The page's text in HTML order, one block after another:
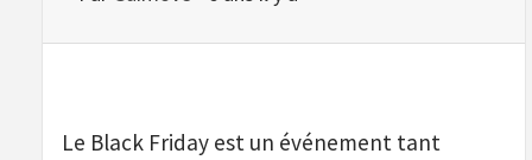
Le Black Friday est un événement tant